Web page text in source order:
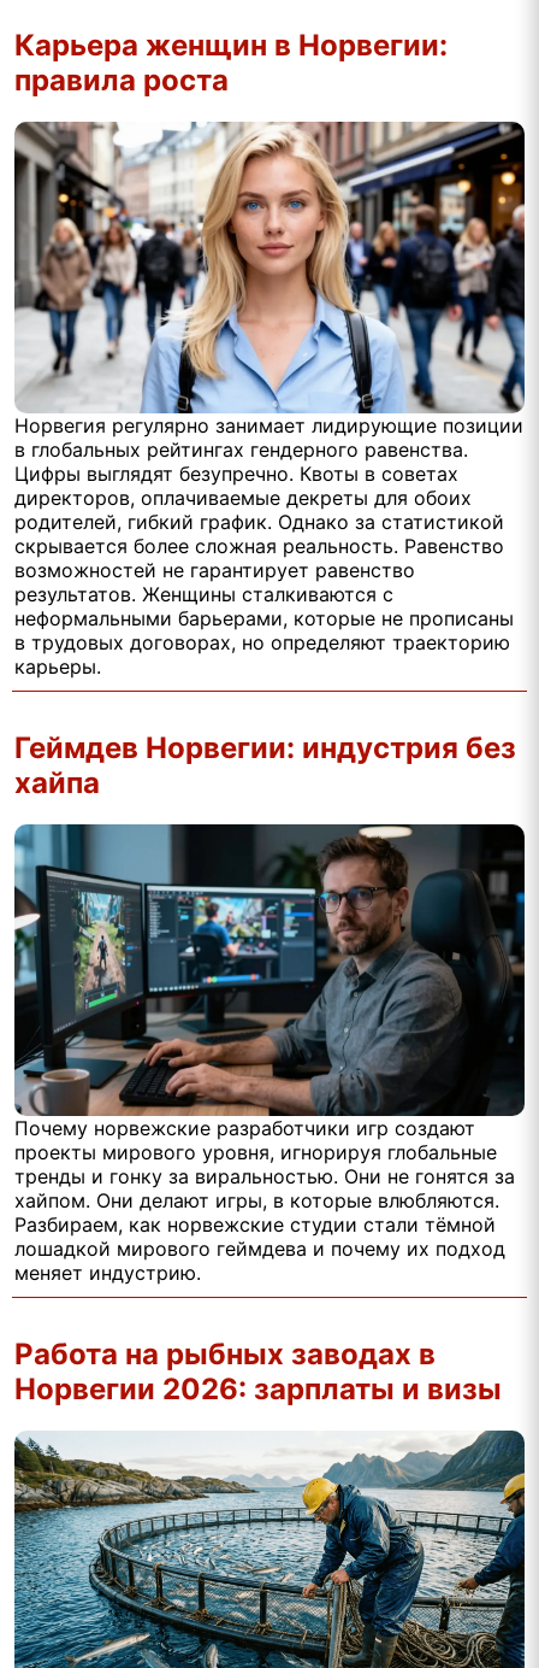
Карьера женщин в Норвегии:
правила роста
Норвегия регулярно занимает лидирующие позиции
в глобальных рейтингах гендерного равенства.
Цифры выглядят безупречно. Квоты в советах
директоров, оплачиваемые декреты для обоих
родителей, гибкий график. Однако за статистикой
скрывается более сложная реальность. Равенство
возможностей не гарантирует равенство
результатов. Женщины сталкиваются с
неформальными барьерами, которые не прописаны
в трудовых договорах, но определяют траекторию
карьеры.
Геймдев Норвегии: индустрия без
хайпа
Почему норвежские разработчики игр создают
проекты мирового уровня, игнорируя глобальные
тренды и гонку за виральностью. Они не гонятся за
хайпом. Они делают игры, в которые влюбляются.
Разбираем, как норвежские студии стали тёмной
лошадкой мирового геймдева и почему их подход
меняет индустрию.
Работа на рыбных заводах в
Норвегии 2026: зарплаты и визы